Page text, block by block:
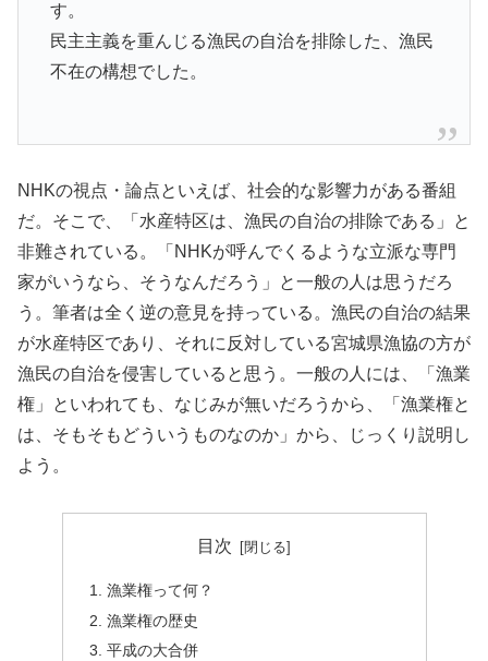
す。
民主主義を重んじる漁民の自治を排除した、漁民
不在の構想でした。
NHKの視点・論点といえば、社会的な影響力がある番組
だ。そこで、「水産特区は、漁民の自治の排除である」と
非難されている。「NHKが呼んでくるような立派な専門
家がいうなら、そうなんだろう」と一般の人は思うだろ
う。筆者は全く逆の意見を持っている。漁民の自治の結果
が水産特区であり、それに反対している宮城県漁協の方が
漁民の自治を侵害していると思う。一般の人には、「漁業
権」といわれても、なじみが無いだろうから、「漁業権と
は、そもそもどういうものなのか」から、じっくり説明し
よう。
目次
漁業権って何？
漁業権の歴史
平成の大合併